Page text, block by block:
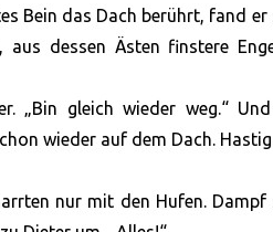
Bein das Dach berührt, fand
aus dessen Ästen finstere
„Bin gleich wieder weg.“
wieder auf dem Dach.
nur mit den Hufen.